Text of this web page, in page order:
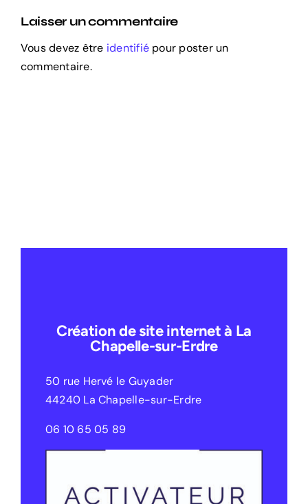
Laisser un commentaire
Vous devez être identifié pour poster un
commentaire.
Création de site internet à La
Chapelle-sur-Erdre
50 rue Hervé le Guyader
44240 La Chapelle-sur-Erdre
06 10 65 05 89